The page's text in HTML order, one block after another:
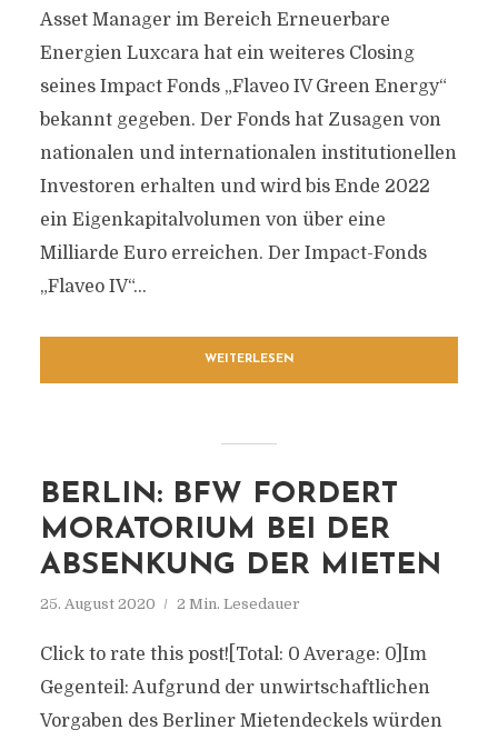
Asset Manager im Bereich Erneuerbare
Energien Luxcara hat ein weiteres Closing
seines Impact Fonds „Flaveo IV Green Energy“
bekannt gegeben. Der Fonds hat Zusagen von
nationalen und internationalen institutionellen
Investoren erhalten und wird bis Ende 2022
ein Eigenkapitalvolumen von über eine
Milliarde Euro erreichen. Der Impact-Fonds
„Flaveo IV“...
WEITERLESEN
BERLIN: BFW FORDERT
MORATORIUM BEI DER
ABSENKUNG DER MIETEN
25. August 2020 2 Min. Lesedauer
Click to rate this post![Total: 0 Average: 0]Im
Gegenteil: Aufgrund der unwirtschaftlichen
Vorgaben des Berliner Mietendeckels würden